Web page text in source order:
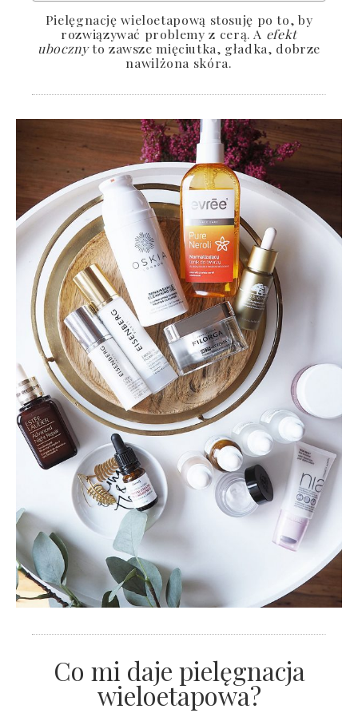
Pielęgnację wieloetapową stosuję po to, by
rozwiązywać problemy z cerą. A efekt
ubocznyto zawsze mięciutka, gładka, dobrze
nawilżona skóra.
Co mi daje pielęgnacja
wieloetapowa?